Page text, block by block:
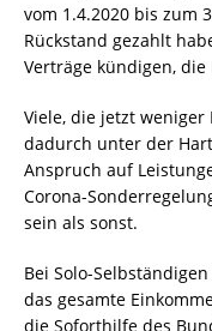
vom 1.4.2020 bis zum
Rückstand gezahlt
Verträge kündigen,
Viele, die jetzt weniger
dadurch unter der
Anspruch auf
Corona-
sein als sonst.
Bei Solo-
das gesamte
die Soforthilfe des